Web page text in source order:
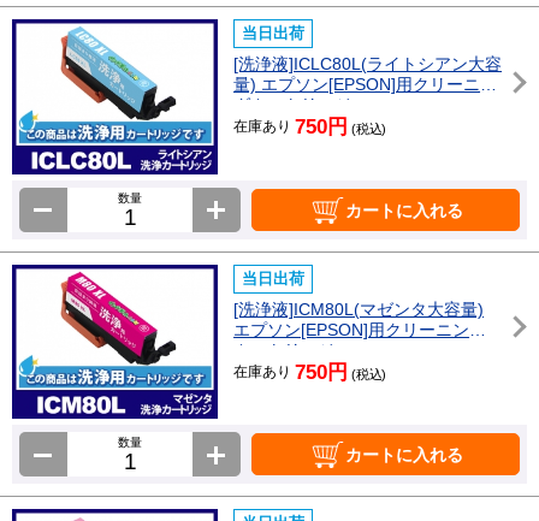
当日出荷
[洗浄液]ICLC80L(ライトシアン大容
量) エプソン[EPSON]用クリーニン
グカートリッジ
在庫あり 750円 (税込)
数量
カートに入れる
当日出荷
[洗浄液]ICM80L(マゼンタ大容量)
エプソン[EPSON]用クリーニング
カートリッジ
在庫あり 750円 (税込)
数量
カートに入れる